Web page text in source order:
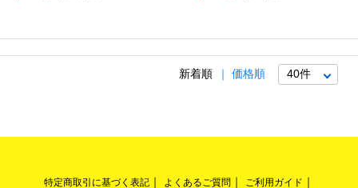
新着順 価格順
特定商取引に基づく表記 よくあるご質問 ご利用ガイド